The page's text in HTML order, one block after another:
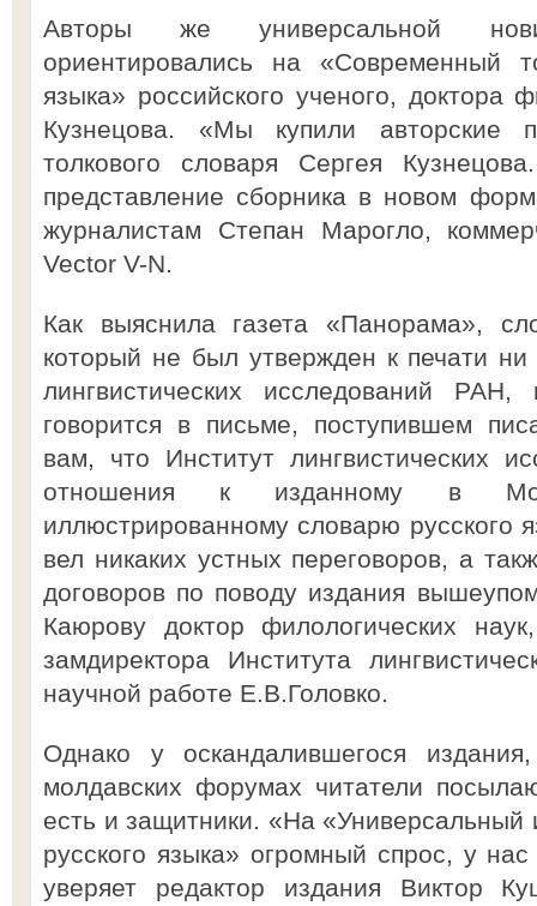
Авторы же универсальной
ориентировались на «Современный
языка» российского ученого, доктора
Кузнецова. «Мы купили авторские
толкового словаря Сергея
представление сборника в новом
журналистам Степан Марогло,
Vector V-N.
Как выяснила газета «Панорама»,
который не был утвержден к печати
лингвистических исследований
говорится в письме, поступившем
вам, что Институт лингвистических
отношения к изданному в
иллюстрированному словарю русского
вел никаких устных переговоров, а
договоров по поводу издания
Каюрову доктор филологических
замдиректора Института
научной работе Е.В.Головко.
Однако у оскандалившегося
молдавских форумах читатели
есть и защитники. «На
русского языка» огромный спрос, у
уверяет редактор издания Виктор